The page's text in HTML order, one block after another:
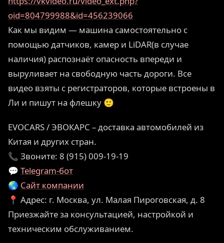
oid=804799988&id=456239066
Как мы видим — машина самостоятельно с
помощью датчиков, камер и LiDAR(в случае
наличия) распознаёт опасность впереди и
выруливает на свободную часть дороги. Все
видео взяты с регистраторов, которые встроены в
Ли и пишут на флешку 🙂
EVOCARS / ЭВОКАРС – доставка автомобилей из
Китая и других стран.
📞 Звоните: 8 (915) 009-19-19
💬 Telegram-бот
🌏 Сайт компании
📍 Адрес: г. Москва, ул. Малая Пироговская, д. 8
Приезжайте за консультацией, настройкой и
техническим обслуживанием.